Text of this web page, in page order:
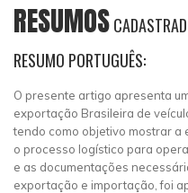
RESUMOS
RESUMO PORTUGUÊS:
O presente artigo apresenta
exportação Brasileira de
tendo como objetivo mostrar a
o processo logístico para
e as documentações
exportação e importação, foi